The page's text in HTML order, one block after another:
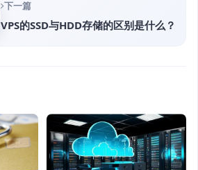
下一篇
VPS的SSD与HDD存储的区别是什么？